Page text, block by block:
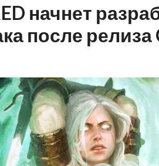
начнет
после релиза